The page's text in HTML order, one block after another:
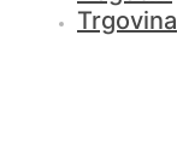
Trgovina